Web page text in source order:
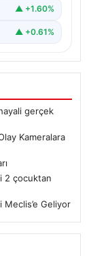
▲ +1.60%
▲ +0.61%
gerçek
Kameralara
2 çocuktan
Geliyor